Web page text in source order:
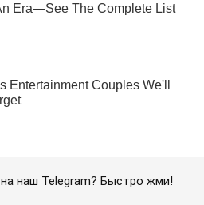
наш Telegram? Быстро жми!